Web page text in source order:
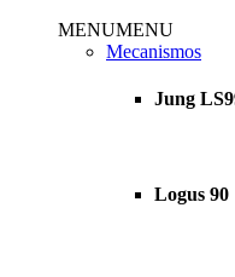
MENUMENU
Mecanismos
Jung
Logus 90